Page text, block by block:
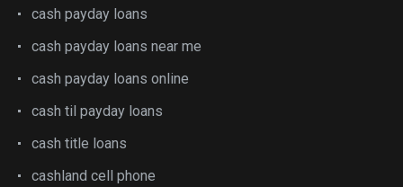
cash payday loans
cash payday loans near me
cash payday loans online
cash til payday loans
cash title loans
cashland cell phone